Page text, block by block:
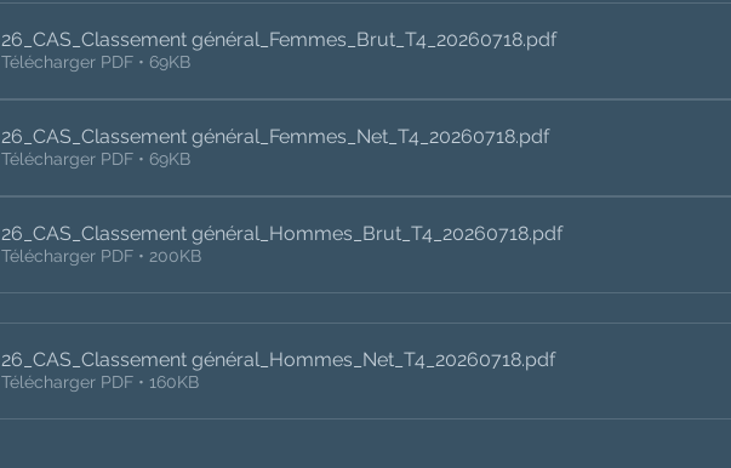
26_CAS_Classement général_Femmes_Brut_T4_20260718.pdf
Télécharger PDF • 69KB
26_CAS_Classement général_Femmes_Net_T4_20260718.pdf
Télécharger PDF • 69KB
26_CAS_Classement général_Hommes_Brut_T4_20260718.pdf
Télécharger PDF • 200KB
26_CAS_Classement général_Hommes_Net_T4_20260718.pdf
Télécharger PDF • 160KB